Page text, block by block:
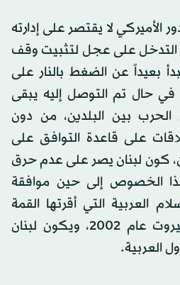
الأميركي لا يقتصر على إدارته
التدخل على عجل لتثبيت وقف
بعيداً عن الضغط بالنار على
في حال تم التوصل إليه يبقى
بين البلدين، من دون
على قاعدة التوافق على
كون لبنان يصر على عدم حرق
الخصوص إلى حين موافقة
العربية التي أقرتها القمة
العربية المنعقدة في بيروت عام 2002، ويكون لبنان
العربية.